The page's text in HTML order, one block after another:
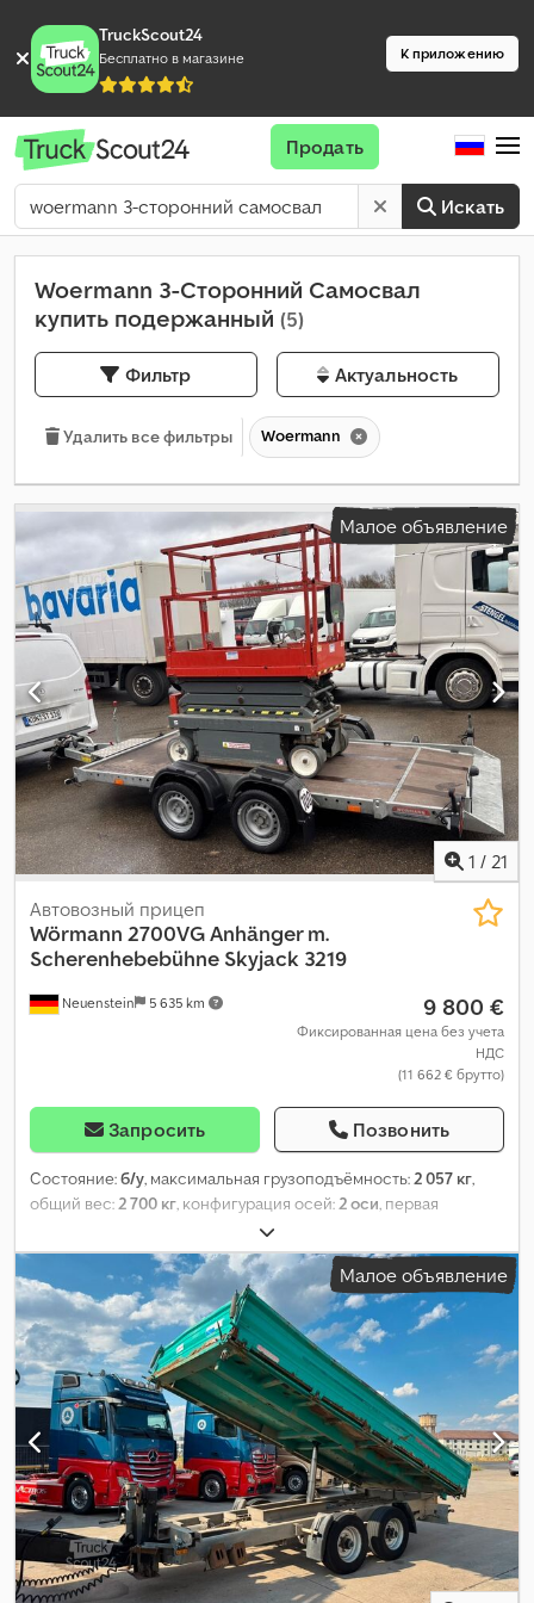
TruckScout24
Бесплатно в магазине К приложению
Искать
Продать
Woermann 3-Сторонний Самосвал
купить подержанный (5)
Фильтр Актуальность
Удалить все фильтры Woermann
Малое объявление
1 / 21
Neuenstein 5 635 km
Автовозный прицеп
Wörmann 2700VG Anhänger m.
Scherenhebebühne Skyjack 3219
9 800 €
Фиксированная цена без учета
НДС
(11 662 € брутто)
Запросить Позвонить
Состояние:б/у, максимальная грузоподъёмность:2 057 кг,
общий вес:2 700 кг, конфигурация осей:2 оси, первая
, следующая проверка (TÜV):
длина грузового отсека:3 660 мм, ширина пространства для
загрузки:
1 610 мм, Малое объявление